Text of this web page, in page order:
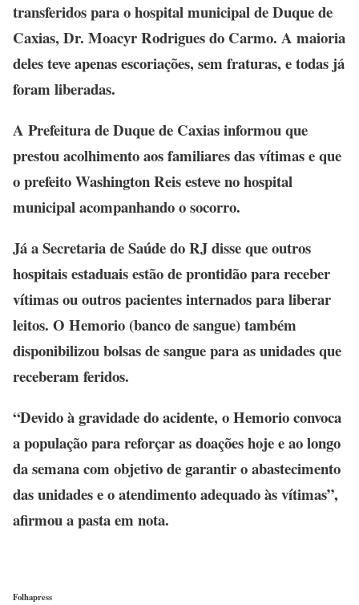
transferidos para o hospital municipal de Duque de
Caxias, Dr. Moacyr Rodrigues do Carmo. A maioria
deles teve apenas escoriações, sem fraturas, e todas já
foram liberadas.
A Prefeitura de Duque de Caxias informou que
prestou acolhimento aos familiares das vítimas e que
o prefeito Washington Reis esteve no hospital
municipal acompanhando o socorro.
Já a Secretaria de Saúde do RJ disse que outros
hospitais estaduais estão de prontidão para receber
vítimas ou outros pacientes internados para liberar
leitos. O Hemorio (banco de sangue) também
disponibilizou bolsas de sangue para as unidades que
receberam feridos.
“Devido à gravidade do acidente, o Hemorio convoca
a população para reforçar as doações hoje e ao longo
da semana com objetivo de garantir o abastecimento
das unidades e o atendimento adequado às vítimas”,
afirmou a pasta em nota.
Folhapress